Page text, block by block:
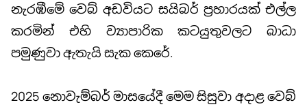
නැරඹීමේ වෙබ් අඩවියට සයිබර් ප්‍රහාරයක් එල්ල
කරමින් එහි ව්‍යාපාරික කටයුතුවලට බාධා
පමුණුවා ඇතැයි සැක කෙරේ.
2025 නොවැම්බර් මාසයේදී මෙම සිසුවා අදාළ වෙබ්